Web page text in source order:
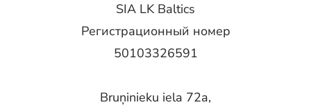
SIA LK Baltics
Регистрационный номер
50103326591
Bruņinieku iela 72a,